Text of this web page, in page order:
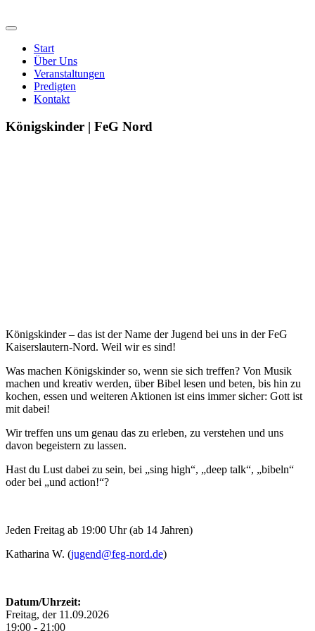
Start
Über Uns
Veranstaltungen
Predigten
Kontakt
Königskinder | FeG Nord
Königskinder – das ist der Name der Jugend bei uns in der FeG
Kaiserslautern-Nord. Weil wir es sind!
Was machen Königskinder so, wenn sie sich treffen? Von Musik
machen und kreativ werden, über Bibel lesen und beten, bis hin zu
kochen, essen und weiteren Aktionen ist eins immer sicher: Gott ist
mit dabei!
Wir treffen uns um genau das zu erleben, zu verstehen und uns
davon begeistern zu lassen.
Hast du Lust dabei zu sein, bei „sing high“, „deep talk“, „bibeln“
oder bei „und action!“?
Jeden Freitag ab 19:00 Uhr (ab 14 Jahren)
Katharina W. (jugend@feg-nord.de)
Datum/Uhrzeit:
Freitag, der 11.09.2026
19:00 - 21:00